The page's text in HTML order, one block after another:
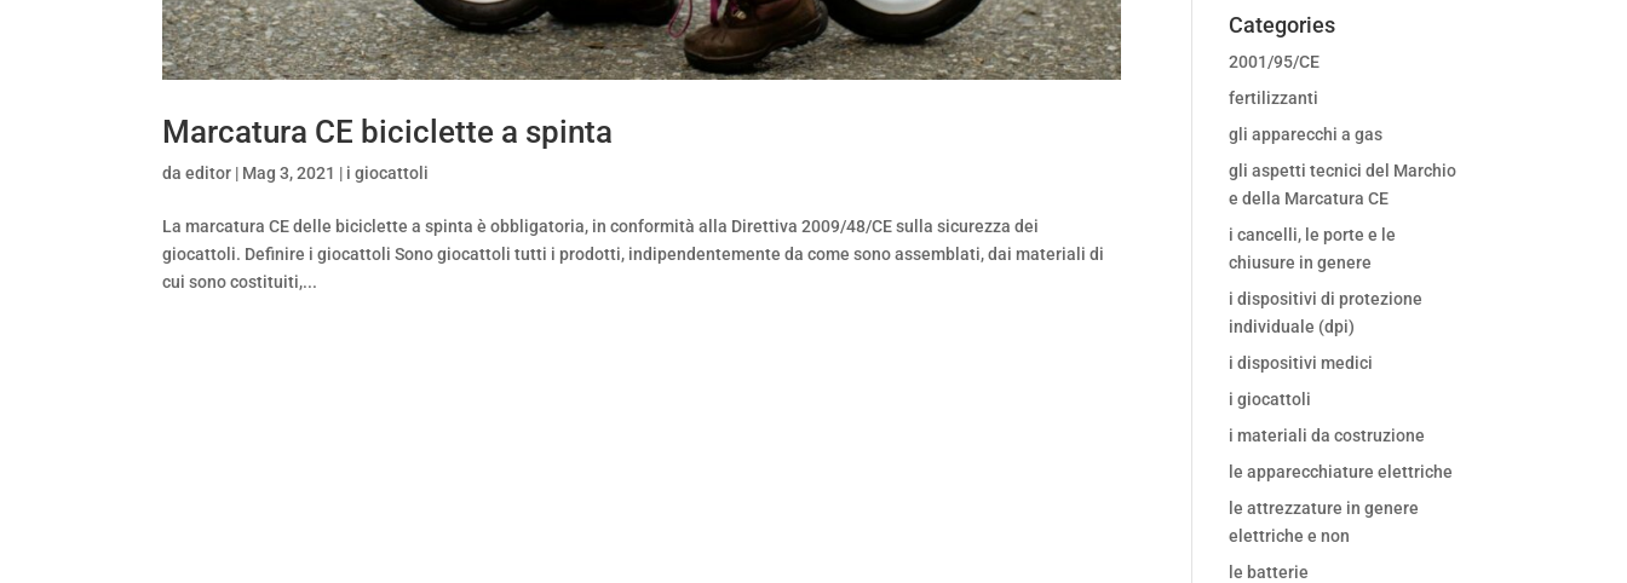
Marcatura CE biciclette a spinta
daeditor | Mag 3, 2021 | i giocattoli
La marcatura CE delle biciclette a spinta è obbligatoria, in conformità alla Direttiva 2009/48/CE sulla sicurezza dei
giocattoli. Definire i giocattoli Sono giocattoli tutti i prodotti, indipendentemente da come sono assemblati, dai materiali di
cui sono costituiti,...
Categories
2001/95/CE
fertilizzanti
gli apparecchi a gas
gli aspetti tecnici del Marchio
e della Marcatura CE
i cancelli, le porte e le
chiusure in genere
i dispositivi di protezione
individuale (dpi)
i dispositivi medici
i giocattoli
i materiali da costruzione
le apparecchiature elettriche
le attrezzature in genere
elettriche e non
le batterie